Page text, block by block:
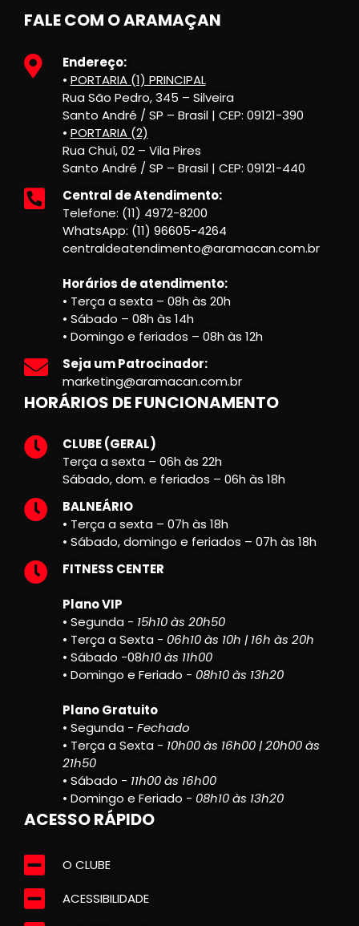
FALE COM O ARAMAÇAN
Endereço:
• PORTARIA (1) PRINCIPAL
Rua São Pedro, 345 – Silveira
Santo André / SP – Brasil | CEP: 09121-390
• PORTARIA (2)
Rua Chuí, 02 – Vila Pires
Santo André / SP – Brasil | CEP: 09121-440
Central de Atendimento:
Telefone: (11) 4972-8200
WhatsApp: (11) 96605-4264
centraldeatendimento@aramacan.com.br
Horários de atendimento:
• Terça a sexta – 08h às 20h
• Sábado – 08h às 14h
• Domingo e feriados – 08h às 12h
Seja um Patrocinador:
marketing@aramacan.com.br
HORÁRIOS DE FUNCIONAMENTO
CLUBE (GERAL)
Terça a sexta – 06h às 22h
Sábado, dom. e feriados – 06h às 18h
BALNEÁRIO
• Terça a sexta – 07h às 18h
• Sábado, domingo e feriados – 07h às 18h
FITNESS CENTER
Plano VIP
• Segunda - 15h10 às 20h50
• Terça a Sexta - 06h10 às 10h | 16h às 20h
• Sábado -08h10 às 11h00
• Domingo e Feriado - 08h10 às 13h20
Plano Gratuito
• Segunda - Fechado
• Terça a Sexta - 10h00 às 16h00 | 20h00 às
21h50
• Sábado - 11h00 às 16h00
• Domingo e Feriado - 08h10 às 13h20
ACESSO RÁPIDO
O CLUBE
ACESSIBILIDADE